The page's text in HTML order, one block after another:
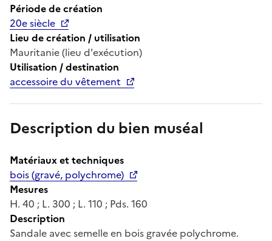
Période de création
20e siècle
Lieu de création / utilisation
Mauritanie (lieu d'exécution)
Utilisation / destination
accessoire du vêtement
Description du bien muséal
Matériaux et techniques
bois (gravé, polychrome)
Mesures
H. 40 ; L. 300 ; L. 110 ; Pds. 160
Description
Sandale avec semelle en bois gravée polychrome.